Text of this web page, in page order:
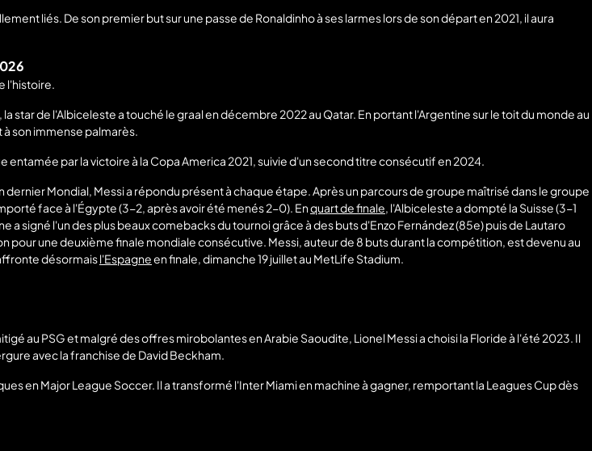
liés. De son premier but sur une passe de Ronaldinho à ses larmes lors de son départ en 2021, il aura
l'histoire.
de l'Albiceleste a touché le graal en décembre 2022 au Qatar. En portant l'Argentine sur le toit du monde au
son immense palmarès.
par la victoire à la Copa America 2021, suivie d'un second titre consécutif en 2024.
Mondial, Messi a répondu présent à chaque étape. Après un parcours de groupe maîtrisé dans le groupe
face à l'Égypte (3-2, après avoir été menés 2-0). Enquart de finale, l'Albiceleste a dompté la Suisse (3-1
a signé l'un des plus beaux comebacks du tournoi grâce à des buts d'Enzo Fernández (85e) puis de Lautaro
une deuxième finale mondiale consécutive. Messi, auteur de 8 buts durant la compétition, est devenu au
désormaisl'Espagneen finale, dimanche 19 juillet au MetLife Stadium.
au PSG et malgré des offres mirobolantes en Arabie Saoudite, Lionel Messi a choisi la Floride à l'été 2023. Il
avec la franchise de David Beckham.
en Major League Soccer. Il a transformé l'Inter Miami en machine à gagner, remportant la Leagues Cup dès